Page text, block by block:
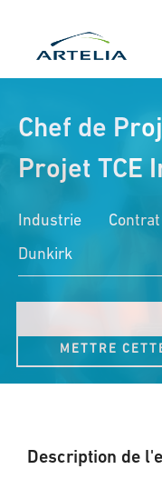
Chef de
Projet TCE
Industrie
Dunkirk
METTRE
Description de